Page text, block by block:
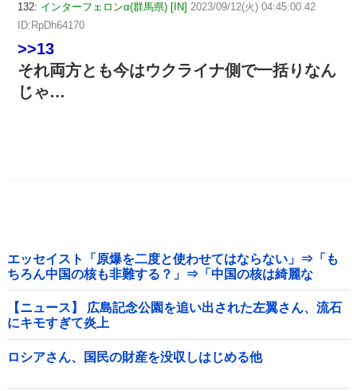
132: インターフェロンα(群馬県) [IN] 2023/09/12(火) 04:45:00.42
ID:RpDh64170
>>13
それ両方とも今はウクライナ側で一括りなん
じゃ…
エッセイスト「原爆を二度と使わせてはならない」⇒「も
ちろん中国の核も非難する？」⇒「中国の核は綺麗な
核！」
【ニュース】 広島記念公園を追い出された左翼さん、流石
にキモすぎて炎上
ロシアさん、国民の財産を没収しはじめる他